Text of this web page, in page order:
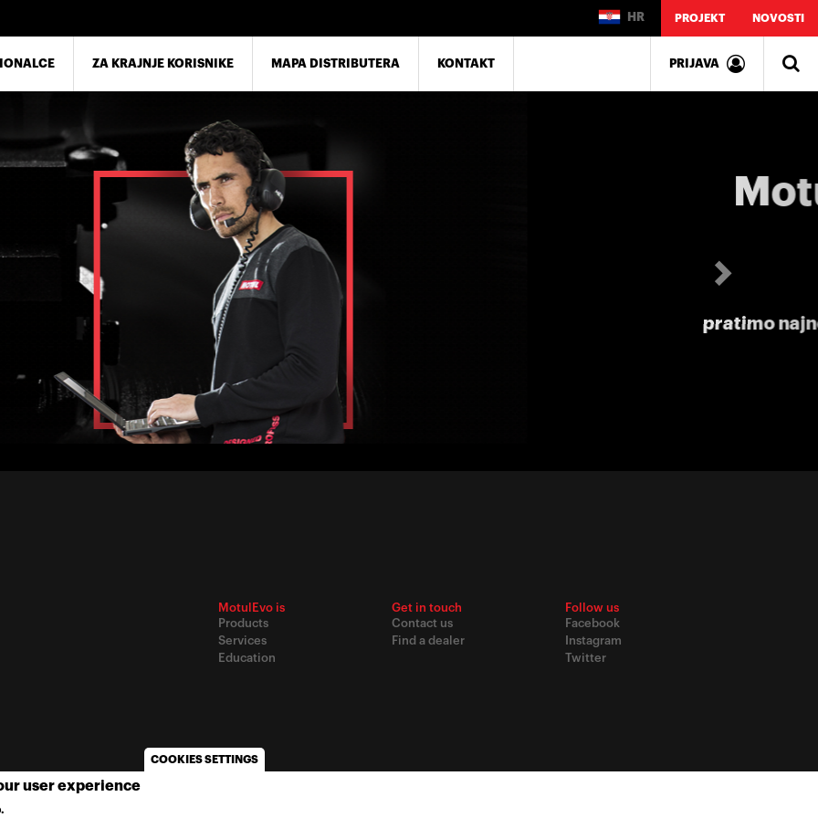
ZA KRAJNJE KORISNIKE MAPA DISTRIBUTERA KONTAKT
HR PROJEKT NOVOSTI
PRIJAVA
znanje
MotulEvo is
Products
Services
Education
Get in touch
Contact us
Find a dealer
Follow us
Facebook
Instagram
Twitter
COOKIES SETTINGS
user experience